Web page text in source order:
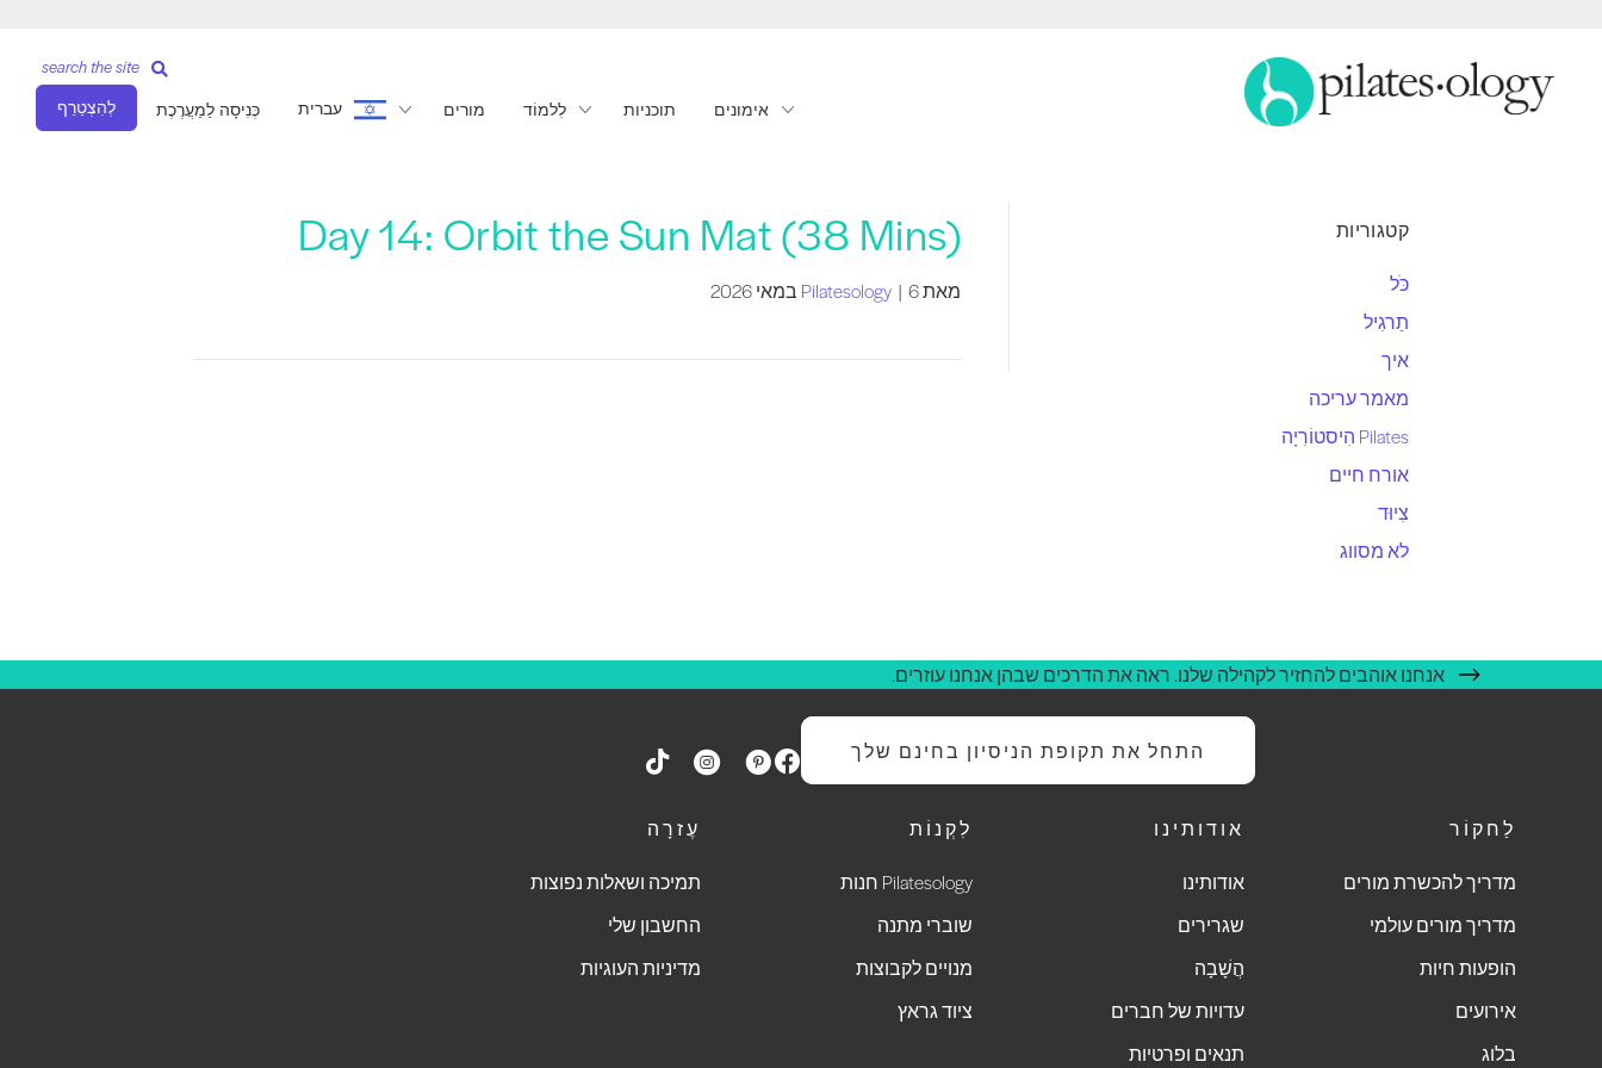
אימונים תוכניות לִלמוֹד מורים עברית כְּנִיסָה לַמַעֲרֶכֶת לְהִצְטַרֵף
search the site
Day 14: Orbit the Sun Mat (38 Mins)
מאת Pilatesology | 6 במאי 2026
קטגוריות
כֹּל
תַרגִיל
איך
מאמר עריכה
Pilates הִיסטוֹרִיָה
אורח חיים
צִיוּד
לא מסווג
אנחנו אוהבים להחזיר לקהילה שלנו. ראה את הדרכים שבהן אנחנו עוזרים.
התחל את תקופת הניסיון בחינם שלך
לַחקוֹר
מדריך להכשרת מורים
מדריך מורים עולמי
הופעות חיות
אירועים
בלוג
אודותינו
אודותינו
שגרירים
הֲשָׁבָה
עדויות של חברים
תנאים ופרטיות
לִקְנוֹת
Pilatesology חנות
שוברי מתנה
מנויים לקבוצות
ציוד גראץ
עֶזרָה
תמיכה ושאלות נפוצות
החשבון שלי
מדיניות העוגיות